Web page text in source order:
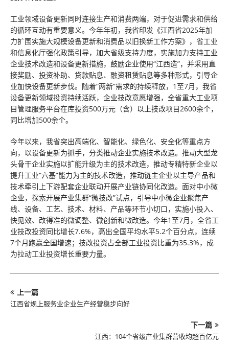
工业领域设备更新同时连接生产和消费两端，对于促进需求和供给
的循环互动有重要意义。今年年初，我省印发《江西省2025年加
力扩围实施大规模设备更新和消费品以旧换新工作方案》，省工业
和信息化厅强化政策引导，加大省级支持力度，实施加力支持工业
企业技术改造和设备更新措施，鼓励企业使用“江西造”，并采用直
接奖励、投资补助、贷款贴息、融资租赁贴息等多种形式，引导企
业加快设备更新步伐。随着“两新”需求的持续释放，1至7月，我省
设备更新领域投资持续活跃，企业技改意愿增强，全省重大工业项
目管理服务平台在库投资500万元（含）以上技改项目2600余个，
同比增加500余个。
今年以来，我省突出高端化、智能化、绿色化、安全化等重点方
向，以设备更新为抓手，分类推动企业实施技术改造。推动大型龙
头骨干企业实施以扩能升级为主的技术改造，推动专精特新企业以
提升工业“六基”能力为主的技术改造，推动链主企业以主导产品和
技术牵引上下游配套企业联动开展产业链协同化改造。面对中小微
企业，探索开展产业集群“微技改”试点，引导中小微企业聚焦产
线、设备、工艺、技术、材料、产品等环节小切口，实施小投入、
快见效、改得准的微调整、微创新和微改造。今年1至7月，全省工
业技改投资同比增长7.6%，高出全国平均水平5.2个百分点，连续
7个月跑赢全国增速；技改投资占全部工业投资比重为35.3%，成
为拉动工业投资增长重要力量。
上一篇
江西省规上服务业企业生产经营稳步向好
下一篇
江西：104个省级产业集群营收均超百亿元